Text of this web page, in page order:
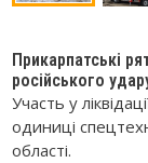
Прикарпатські
російського
Участь у
одиниці
області.